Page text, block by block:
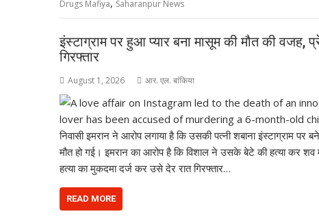
Drugs Mafiya, Saharanpur News
इंस्टाग्राम पर हुआ प्यार बना मासूम की मौत की वजह,
गिरफ्तार
August 1, 2026 आर. एल. बांकिया
निवासी इमरान ने आरोप लगाया है कि उसकी पत्नी शबाना इंस्टाग्राम
मौत हो गई। इमरान का आरोप है कि विशाल ने उसके बेटे की हत्या कर
हत्या का मुकदमा दर्ज कर उसे देर रात गिरफ्तार…
READ MORE